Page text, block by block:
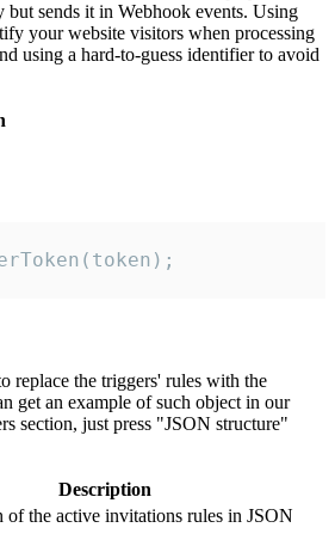
sends it in Webhook events. Using
your website visitors when processing
using a hard-to-guess identifier to avoid
replace the triggers' rules with the
get an example of such object in our
section, just press "JSON structure"
Description
of the active invitations rules in JSON